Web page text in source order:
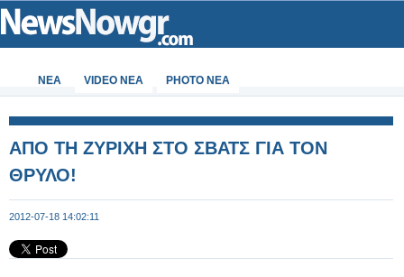
ΝΕΑ VIDEO NEA PHOTO NEA
ΑΠΟ ΤΗ ΖΥΡΙΧΗ ΣΤΟ ΣΒΑΤΣ ΓΙΑ ΤΟΝ
ΘΡΥΛΟ!
2012-07-18 14:02:11